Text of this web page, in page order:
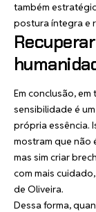
também
postura íntegra e
Em conclusão,
sensibilidade é
própria essência.
mostram que não
mas sim criar
com mais
de Oliveira.
Dessa forma,